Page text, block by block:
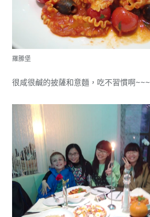
羅縢堡
很咸很鹹的披薩和意麵，吃不習慣啊~~~